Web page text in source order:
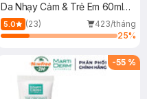
Da Nhạy Cảm & Trẻ Em 60ml
(Mới)
5.0 (23)
423/tháng
25%
-55 %